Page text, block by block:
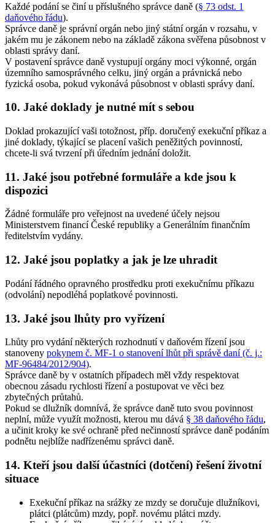
Každé podání se činí u příslušného správce daně (§ 73 odst. 1
daňového řádu).
Správce daně je správní orgán nebo jiný státní orgán v rozsahu, v
jakém mu je zákonem nebo na základě zákona svěřena působnost v
oblasti správy daní.
V postavení správce daně vystupují orgány moci výkonné, orgán
územního samosprávného celku, jiný orgán a právnická nebo
fyzická osoba, pokud vykonává působnost v oblasti správy daní.
10. Jaké doklady je nutné mít s sebou
Doklad prokazující vaši totožnost, příp. doručený exekuční příkaz a
jiné doklady, týkající se placení vašich peněžitých povinností,
chcete-li svá tvrzení při úředním jednání doložit.
11. Jaké jsou potřebné formuláře a kde jsou k
dispozici
Žádné formuláře pro veřejnost na uvedené účely nejsou
Ministerstvem financí České republiky a Generálním finančním
ředitelstvím vydány.
12. Jaké jsou poplatky a jak je lze uhradit
Podání řádného opravného prostředku proti exekučnímu příkazu
(odvolání) nepodléhá poplatkové povinnosti.
13. Jaké jsou lhůty pro vyřízení
Lhůty pro vydání některých rozhodnutí v daňovém řízení jsou
stanoveny pokynem č. MF-1 o stanovení lhůt při správě daní (č. j.:
MF-96484/2012/904).
Správce daně by v ostatních případech měl vždy respektovat
obecnou zásadu rychlosti řízení a postupovat ve věci bez
zbytečných průtahů.
Pokud se dlužník domnívá, že správce daně tuto svou povinnost
neplní, může využít možnosti, kterou mu dává § 38 daňového řádu,
a učinit kroky ke své ochraně před nečinností správce daně podáním
podnětu nejblíže nadřízenému správci daně.
14. Kteří jsou další účastníci (dotčení) řešení životní
situace
Exekuční příkaz na srážky ze mzdy se doručuje dlužníkovi,
plátci (plátcům) mzdy, popř. novému plátci mzdy.